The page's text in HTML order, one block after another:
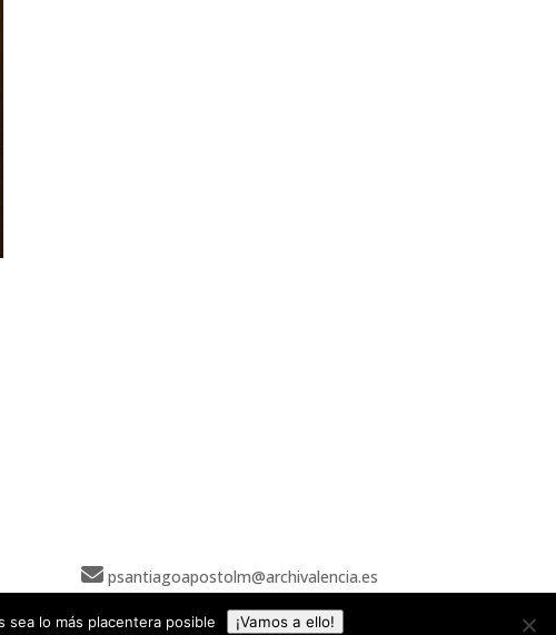
psantiagoapostolm@archivalencia.es
lo más placentera posible ¡Vamos a ello!